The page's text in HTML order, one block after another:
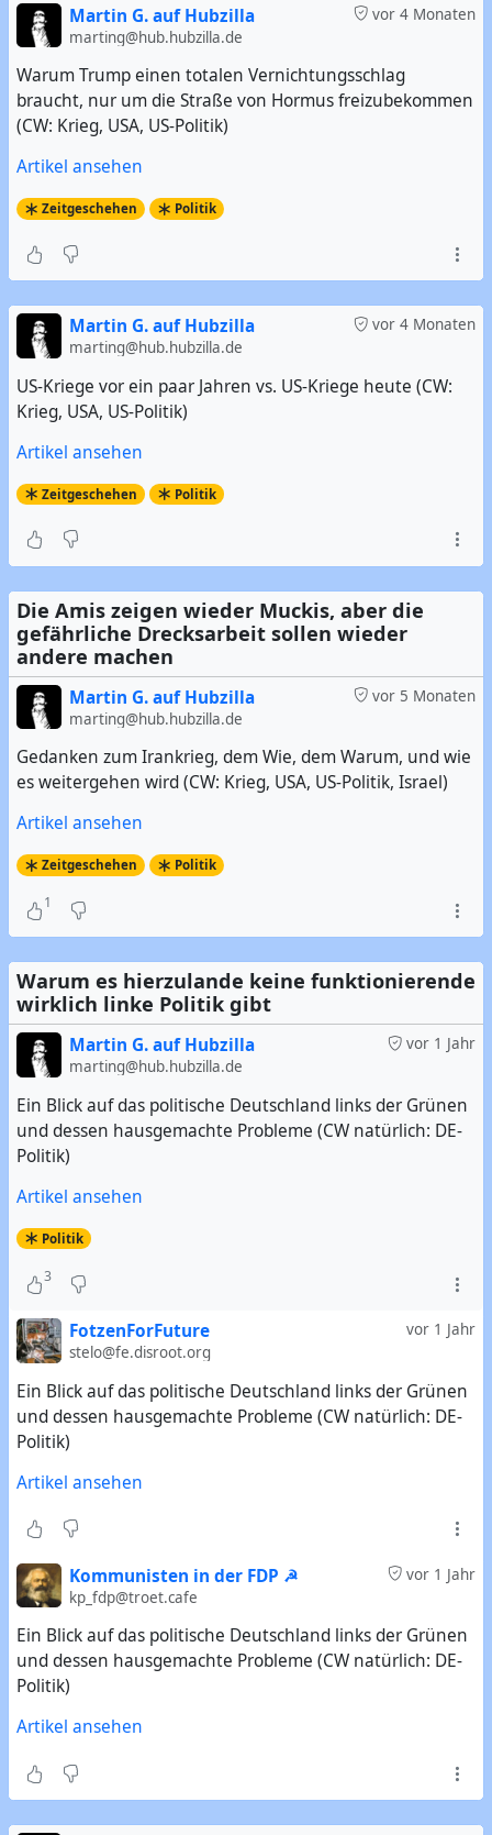
vor 4 Monaten
Martin G. auf Hubzilla
marting@hub.hubzilla.de
Warum Trump einen totalen Vernichtungsschlag
braucht, nur um die Straße von Hormus freizubekommen
(CW: Krieg, USA, US-Politik)
Artikel ansehen
Zeitgeschehen Politik
vor 4 Monaten
Martin G. auf Hubzilla
marting@hub.hubzilla.de
US-Kriege vor ein paar Jahren vs. US-Kriege heute (CW:
Krieg, USA, US-Politik)
Artikel ansehen
Zeitgeschehen Politik
Die Amis zeigen wieder Muckis, aber die
gefährliche Drecksarbeit sollen wieder
andere machen
vor 5 Monaten
Martin G. auf Hubzilla
marting@hub.hubzilla.de
Gedanken zum Irankrieg, dem Wie, dem Warum, und wie
es weitergehen wird (CW: Krieg, USA, US-Politik, Israel)
Artikel ansehen
Zeitgeschehen Politik
1
Warum es hierzulande keine funktionierende
wirklich linke Politik gibt
vor 1 Jahr
Martin G. auf Hubzilla
marting@hub.hubzilla.de
Ein Blick auf das politische Deutschland links der Grünen
und dessen hausgemachte Probleme (CW natürlich: DE-
Politik)
Artikel ansehen
Politik
3
vor 1 Jahr
FotzenForFuture
stelo@fe.disroot.org
Ein Blick auf das politische Deutschland links der Grünen
und dessen hausgemachte Probleme (CW natürlich: DE-
Politik)
Artikel ansehen
vor 1 Jahr
Kommunisten in der FDP ☭
kp_fdp@troet.cafe
Ein Blick auf das politische Deutschland links der Grünen
und dessen hausgemachte Probleme (CW natürlich: DE-
Politik)
Artikel ansehen